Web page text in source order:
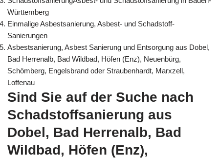
Württemberg
Einmalige Asbestsanierung, Asbest- und Schadstoff-
Sanierungen
Asbestsanierung, Asbest Sanierung und Entsorgung aus Dobel,
Bad Herrenalb, Bad Wildbad, Höfen (Enz), Neuenbürg,
Schömberg, Engelsbrand oder Straubenhardt, Marxzell,
Loffenau
Sind Sie auf der Suche nach
Schadstoffsanierung aus
Dobel, Bad Herrenalb, Bad
Wildbad, Höfen (Enz),